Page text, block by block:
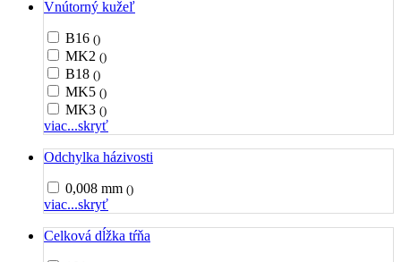
Vnútorný kužeľ
B16 ()
MK2 ()
B18 ()
MK5 ()
MK3 ()
viac...skryť
Odchylka házivosti
0,008 mm ()
viac...skryť
Celková dĺžka tŕňa